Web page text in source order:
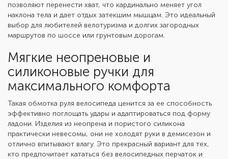
позволяют перенести хват, что кардинально меняет угол
наклона тела и дает отдых затекшим мышцам. Это идеальный
выбор для любителей велотуризма и долгих загородных
маршрутов по шоссе или грунтовым дорогам.
Мягкие неопреновые и
силиконовые ручки для
максимального комфорта
Такая обмотка руля велосипеда ценится за ее способность
эффективно поглощать удары и адаптироваться под форму
ладони. Изделия из неопрена и пористого силикона
практически невесомы, они не холодят руки в демисезон и
отлично впитывают влагу. Это прекрасный вариант для тех,
кто предпочитает кататься без велосипедных перчаток и